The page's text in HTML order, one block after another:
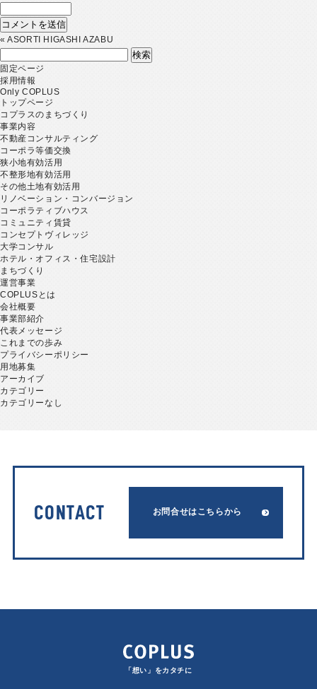
«ASORTI HIGASHI AZABU
索:
固定ページ
採用情報
Only COPLUS
トップページ
コプラスのまちづくり
事業内容
不動産コンサルティング
コーポラ等価交換
狭小地有効活用
不整形地有効活用
その他土地有効活用
リノベーション・コンバージョン
コーポラティブハウス
コミュニティ賃貸
コンセプトヴィレッジ
大学コンサル
ホテル・オフィス・住宅設計
まちづくり
運営事業
COPLUSとは
会社概要
事業部紹介
代表メッセージ
これまでの歩み
プライバシーポリシー
用地募集
アーカイブ
カテゴリー
カテゴリーなし
CONTACT お問合せはこちらから
「想い」をカタチに